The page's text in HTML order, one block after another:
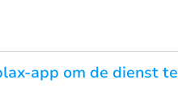
app om de dienst te